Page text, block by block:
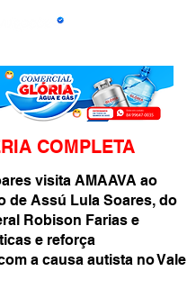
visita AMAAVA ao
de Assú Lula Soares, do
Robison Farias e
e reforça
a causa autista no Vale
COMPLETA